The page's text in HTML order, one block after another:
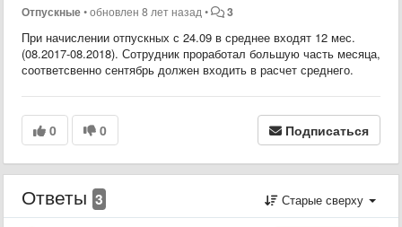
Отпускные•обновлен 8 лет назад • 3
При начислении отпускных с 24.09 в среднее входят 12 мес.
(08.2017-08.2018). Сотрудник проработал большую часть месяца,
соответсвенно сентябрь должен входить в расчет среднего.
0 0 Подписаться
Ответы 3 Старые сверху